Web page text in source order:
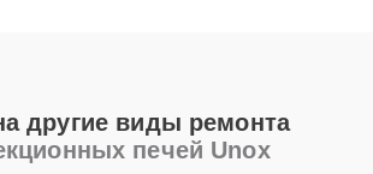
другие виды ремонта
печей Unox